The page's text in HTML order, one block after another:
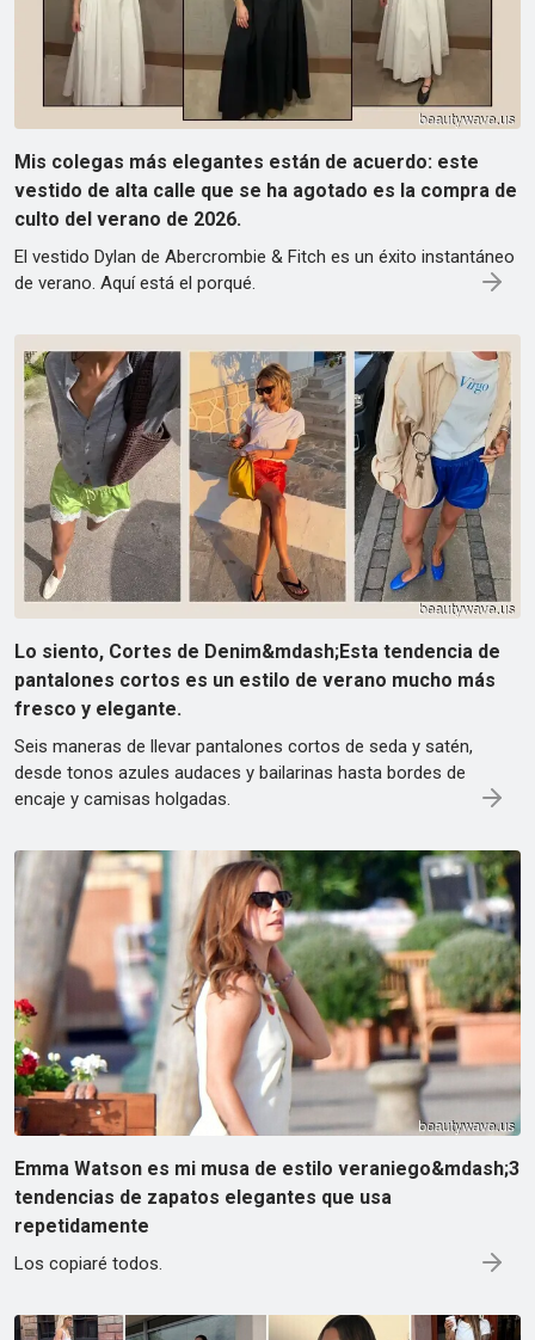
Mis colegas más elegantes están de acuerdo: este
vestido de alta calle que se ha agotado es la compra de
culto del verano de 2026.
El vestido Dylan de Abercrombie & Fitch es un éxito instantáneo
de verano. Aquí está el porqué.
Lo siento, Cortes de Denim&mdash;Esta tendencia de
pantalones cortos es un estilo de verano mucho más
fresco y elegante.
Seis maneras de llevar pantalones cortos de seda y satén,
desde tonos azules audaces y bailarinas hasta bordes de
encaje y camisas holgadas.
Emma Watson es mi musa de estilo veraniego&mdash;3
tendencias de zapatos elegantes que usa
repetidamente
Los copiaré todos.